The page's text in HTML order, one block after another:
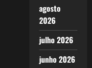
agosto
2026
julho 2026
junho 2026